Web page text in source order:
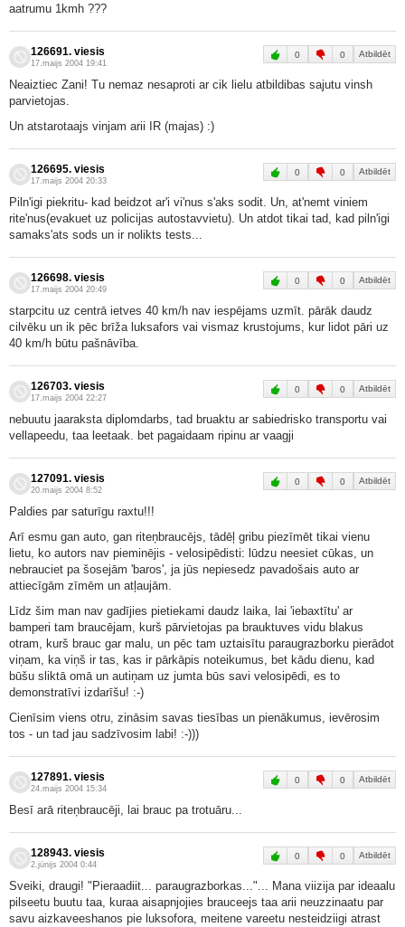
aatrumu 1kmh ???
126691. viesis
17.maijs 2004 19:41
0 0 Atbildēt
Neaiztiec Zani! Tu nemaz nesaproti ar cik lielu atbildibas sajutu vinsh
parvietojas.
Un atstarotaajs vinjam arii IR (majas) :)
126695. viesis
17.maijs 2004 20:33
0 0 Atbildēt
Piln'igi piekritu- kad beidzot ar'i vi'nus s'aks sodit. Un, at'nemt viniem
rite'nus(evakuet uz policijas autostavvietu). Un atdot tikai tad, kad piln'igi
samaks'ats sods un ir nolikts tests...
126698. viesis
17.maijs 2004 20:49
0 0 Atbildēt
starpcitu uz centrā ietves 40 km/h nav iespējams uzmīt. pārāk daudz
cilvēku un ik pēc brīža luksafors vai vismaz krustojums, kur lidot pāri uz
40 km/h būtu pašnāvība.
126703. viesis
17.maijs 2004 22:27
0 0 Atbildēt
nebuutu jaaraksta diplomdarbs, tad bruaktu ar sabiedrisko transportu vai
vellapeedu, taa leetaak. bet pagaidaam ripinu ar vaagji
127091. viesis
20.maijs 2004 8:52
0 0 Atbildēt
Paldies par saturīgu raxtu!!!
Arī esmu gan auto, gan riteņbraucējs, tādēļ gribu piezīmēt tikai vienu
lietu, ko autors nav pieminējis - velosipēdisti: lūdzu neesiet cūkas, un
nebrauciet pa šosejām 'baros', ja jūs nepiesedz pavadošais auto ar
attiecīgām zīmēm un atļaujām.
Līdz šim man nav gadījies pietiekami daudz laika, lai 'iebaxtītu' ar
bamperi tam braucējam, kurš pārvietojas pa brauktuves vidu blakus
otram, kurš brauc gar malu, un pēc tam uztaisītu paraugrazborku pierādot
viņam, ka viņš ir tas, kas ir pārkāpis noteikumus, bet kādu dienu, kad
būšu sliktā omā un autiņam uz jumta būs savi velosipēdi, es to
demonstratīvi izdarīšu! :-)
Cienīsim viens otru, zināsim savas tiesības un pienākumus, ievērosim
tos - un tad jau sadzīvosim labi! :-)))
127891. viesis
24.maijs 2004 15:34
0 0 Atbildēt
Besī arā riteņbraucēji, lai brauc pa trotuāru...
128943. viesis
2.jūnijs 2004 0:44
0 0 Atbildēt
Sveiki, draugi! "Pieraadiit... paraugrazborkas..."... Mana viizija par ideaalu
pilseetu buutu taa, kuraa aisapnjojies brauceejs taa arii neuzzinaatu par
savu aizkaveeshanos pie luksofora, meitene vareetu nesteidziigi atrast